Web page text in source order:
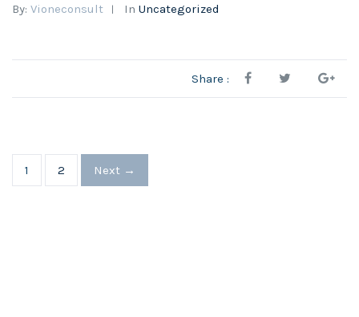
By: Vioneconsult In Uncategorized
Share :
1 2 Next →